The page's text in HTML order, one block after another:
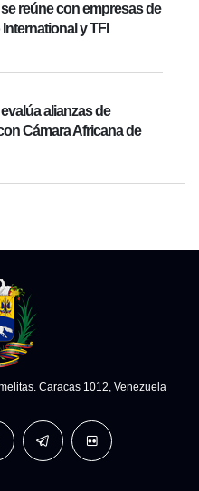
reúne con empresas de
y TFI
alianzas de
Cámara Africana de
Caracas 1012, Venezuela